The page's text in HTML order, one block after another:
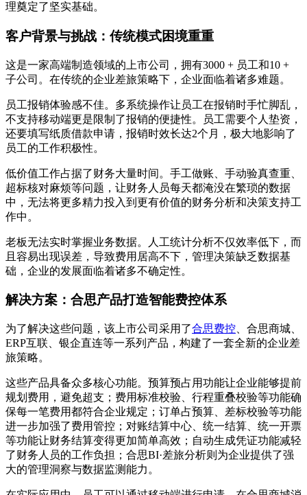
理奠定了坚实基础。
客户背景与挑战：传统模式困境重重
这是一家高端制造领域的上市公司，拥有3000 + 员工和10 +
子公司。在传统的企业差旅策略下，企业面临着诸多难题。
员工报销体验感不佳。多系统操作让员工在报销时手忙脚乱，
不支持移动端更是限制了报销的便捷性。员工需要个人垫资，
还要填写纸质借款申请，报销时效长达2个月，极大地影响了
员工的工作积极性。
低价值工作占据了财务大量时间。手工做账、手动验真查重、
超标核对麻烦等问题，让财务人员每天都淹没在繁琐的数据
中，无法将更多精力投入到更有价值的财务分析和决策支持工
作中。
老板无法实时掌握业务数据。人工统计分析不仅效率低下，而
且容易出现误差，导致费用居高不下，管理决策缺乏数据基
础，企业的发展面临着诸多不确定性。
解决方案：合思产品打造智能费控体系
为了解决这些问题，该上市公司采用了合思费控 、合思商城、
ERP互联、银企直连等一系列产品，构建了一套全新的企业差
旅策略。
这些产品具备众多核心功能。预算预占用功能让企业能够提前
规划费用，避免超支；费用标准校验、行程重叠校验等功能确
保每一笔费用都符合企业规定；订单占预算、差标校验等功能
进一步加强了费用管控；对账结算中心、统一结算、统一开票
等功能让财务结算变得更加简单高效；自动生成凭证功能减轻
了财务人员的工作负担；合思BI·差旅分析则为企业提供了强
大的管理洞察与数据监测能力。